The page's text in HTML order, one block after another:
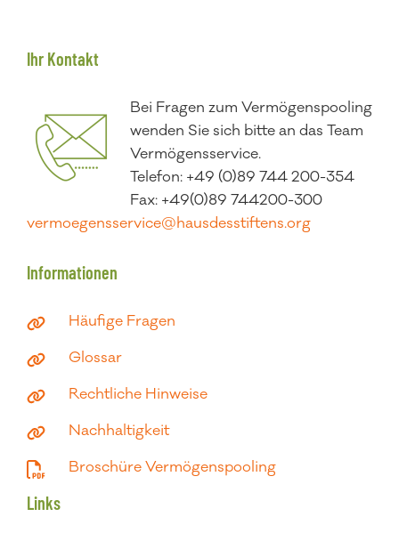
Ihr Kontakt
Bei Fragen zum Vermögenspooling
wenden Sie sich bitte an das Team
Vermögensservice.
Telefon: +49 (0)89 744 200-354
Fax: +49(0)89 744200-300
vermoegensservice@hausdesstiftens.org
Informationen
Häufige Fragen
Glossar
Rechtliche Hinweise
Nachhaltigkeit
Broschüre Vermögenspooling
Links